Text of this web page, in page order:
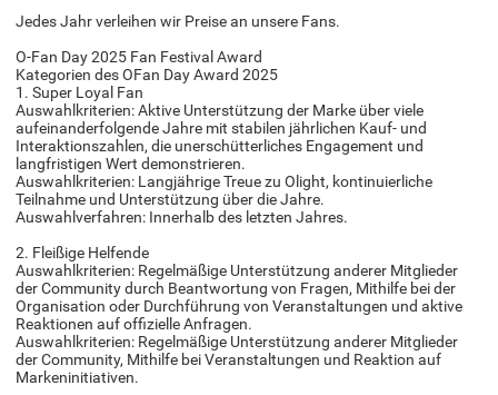
Jedes Jahr verleihen wir Preise an unsere Fans.
O-Fan Day 2025 Fan Festival Award
Kategorien des OFan Day Award 2025
1. Super Loyal Fan
Auswahlkriterien: Aktive Unterstützung der Marke über viele
aufeinanderfolgende Jahre mit stabilen jährlichen Kauf- und
Interaktionszahlen, die unerschütterliches Engagement und
langfristigen Wert demonstrieren.
Auswahlkriterien: Langjährige Treue zu Olight, kontinuierliche
Teilnahme und Unterstützung über die Jahre.
Auswahlverfahren: Innerhalb des letzten Jahres.
2. Fleißige Helfende
Auswahlkriterien: Regelmäßige Unterstützung anderer Mitglieder
der Community durch Beantwortung von Fragen, Mithilfe bei der
Organisation oder Durchführung von Veranstaltungen und aktive
Reaktionen auf offizielle Anfragen.
Auswahlkriterien: Regelmäßige Unterstützung anderer Mitglieder
der Community, Mithilfe bei Veranstaltungen und Reaktion auf
Markeninitiativen.